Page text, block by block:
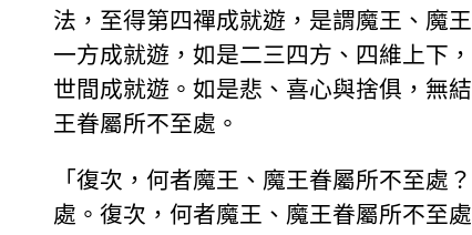
法，至得第四禪成就遊，是謂魔王、魔
一方成就遊，如是二三四方、四維上下
世間成就遊。如是悲、喜心與捨俱，無
王眷屬所不至處。
「復次，何者魔王、魔王眷屬所不至處
處。復次，何者魔王、魔王眷屬所不至